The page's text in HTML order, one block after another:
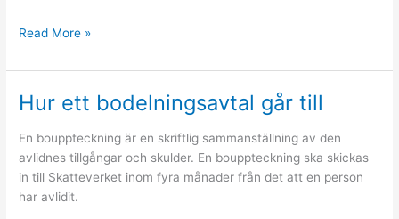
Renovera
–
taket
Read More »
Hur ett bodelningsavtal går till
En bouppteckning är en skriftlig sammanställning av den
avlidnes tillgångar och skulder. En bouppteckning ska skickas
in till Skatteverket inom fyra månader från det att en person
har avlidit.